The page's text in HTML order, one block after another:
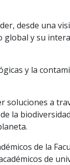
desde una
global y su
y la
soluciones a
la
de la
de